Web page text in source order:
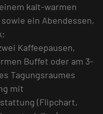
kalt-warmen
ein Abendessen,
Kaffeepausen,
Buffet oder am 3-
Tagungsraumes
mit
(Flipchart,